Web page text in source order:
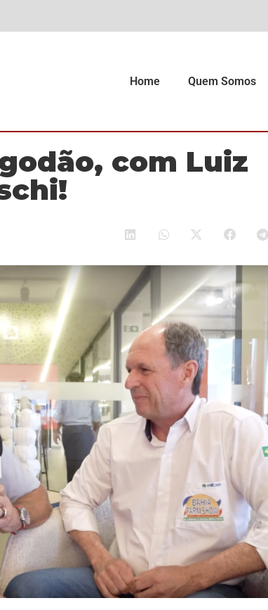
Home Quem Somos
com Luiz